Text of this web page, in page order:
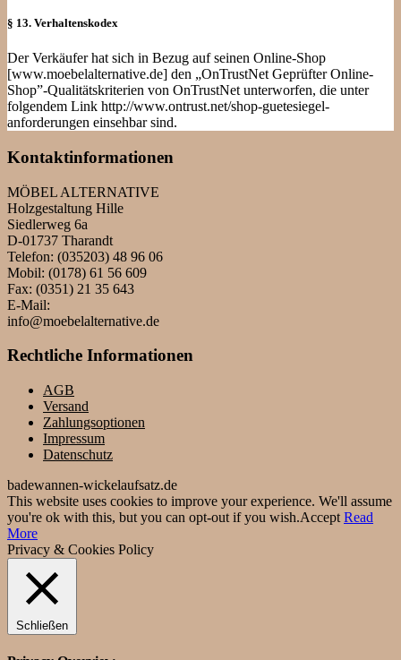
§ 13. Verhaltenskodex
Der Verkäufer hat sich in Bezug auf seinen Online-Shop
[www.moebelalternative.de] den „OnTrustNet Geprüfter Online-
Shop”-Qualitätskriterien von OnTrustNet unterworfen, die unter
folgendem Link http://www.ontrust.net/shop-guetesiegel-
anforderungen einsehbar sind.
Kontaktinformationen
MÖBEL ALTERNATIVE
Holzgestaltung Hille
Siedlerweg 6a
D-01737 Tharandt
Telefon: (035203) 48 96 06
Mobil: (0178) 61 56 609
Fax: (0351) 21 35 643
E-Mail:
info@moebelalternative.de
Rechtliche Informationen
AGB
Versand
Zahlungsoptionen
Impressum
Datenschutz
badewannen-wickelaufsatz.de
This website uses cookies to improve your experience. We'll assume
you're ok with this, but you can opt-out if you wish.Accept Read
More
Privacy & Cookies Policy
Schließen